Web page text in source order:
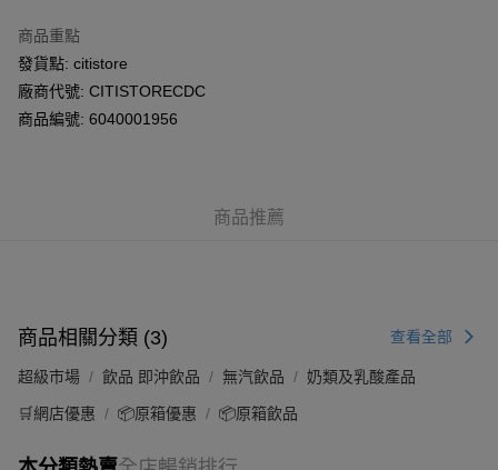
WeChat Pay
送貨方式
商品重點
發貨點: citistore
廠商代號: CITISTORECDC
商品編號: 6040001956
商品推薦
商品相關分類 (3) 查看全部
超級市場 飲品 即沖飲品 無汽飲品 奶類及乳酸產品
🛒網店優惠 📦原箱優惠 📦原箱飲品